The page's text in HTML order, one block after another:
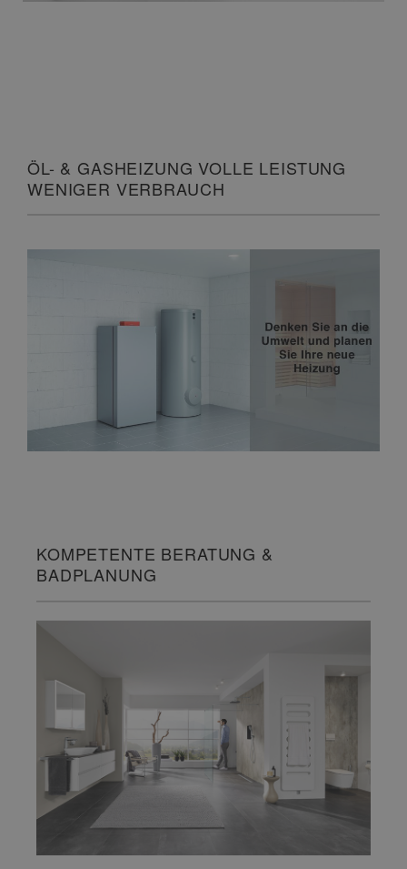
ÖL- & GASHEIZUNG VOLLE LEISTUNG
WENIGER VERBRAUCH
KOMPETENTE BERATUNG &
BADPLANUNG